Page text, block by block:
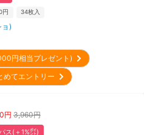
円 34枚入
)
円相当プレゼント)
めてエントリー
円 3,960円
ス(＋1%㌽)